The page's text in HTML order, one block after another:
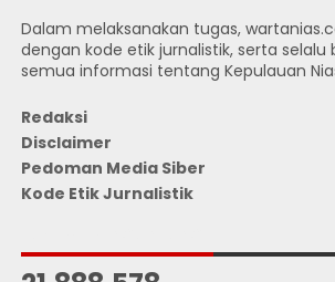
Dalam melaksanakan tugas,
dengan kode etik jurnalistik, serta selalu
semua informasi tentang Kepulauan
Redaksi
Disclaimer
Pedoman Media Siber
Kode Etik Jurnalistik